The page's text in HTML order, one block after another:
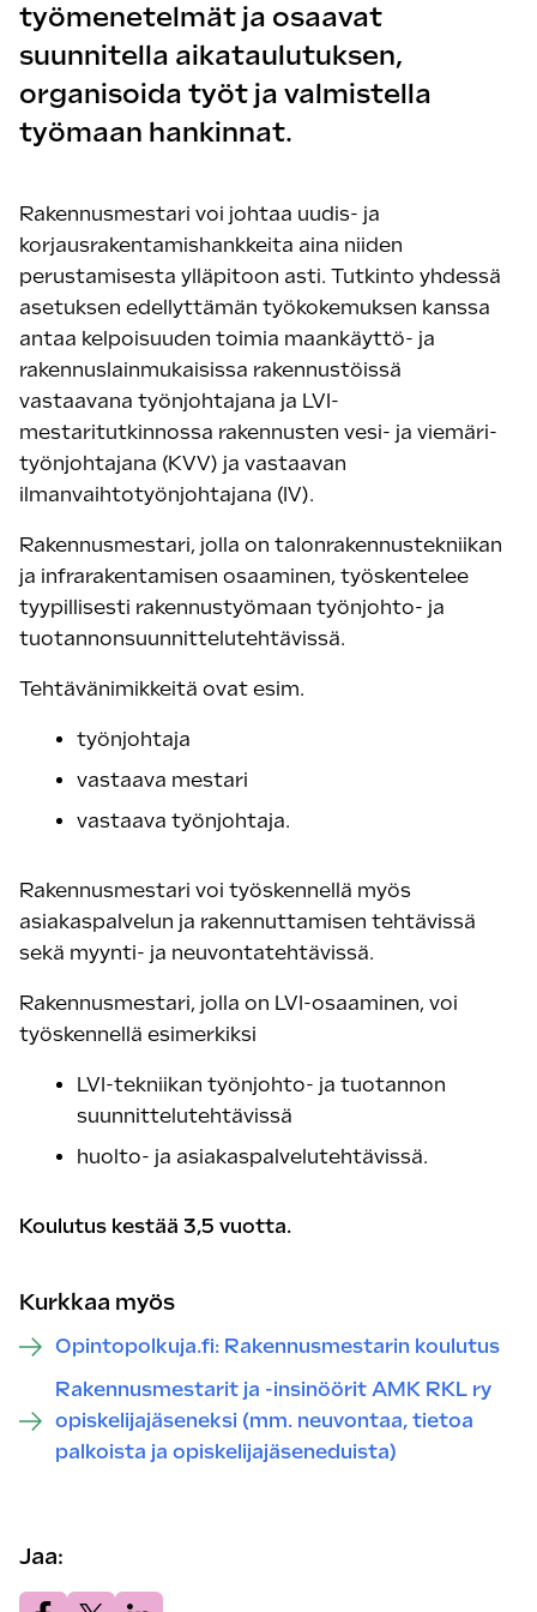
työmenetelmät ja osaavat
suunnitella aikataulutuksen,
organisoida työt ja valmistella
työmaan hankinnat.
Rakennusmestari voi johtaa uudis- ja
korjausrakentamishankkeita aina niiden
perustamisesta ylläpitoon asti. Tutkinto yhdessä
asetuksen edellyttämän työkokemuksen kanssa
antaa kelpoisuuden toimia maankäyttö- ja
rakennuslainmukaisissa rakennustöissä
vastaavana työnjohtajana ja LVI-
mestaritutkinnossa rakennusten vesi- ja viemäri-
työnjohtajana (KVV) ja vastaavan
ilmanvaihtotyönjohtajana (IV).
Rakennusmestari, jolla on talonrakennustekniikan
ja infrarakentamisen osaaminen, työskentelee
tyypillisesti rakennustyömaan työnjohto- ja
tuotannonsuunnittelutehtävissä.
Tehtävänimikkeitä ovat esim.
työnjohtaja
vastaava mestari
vastaava työnjohtaja.
Rakennusmestari voi työskennellä myös
asiakaspalvelun ja rakennuttamisen tehtävissä
sekä myynti- ja neuvontatehtävissä.
Rakennusmestari, jolla on LVI-osaaminen, voi
työskennellä esimerkiksi
LVI-tekniikan työnjohto- ja tuotannon
suunnittelutehtävissä
huolto- ja asiakaspalvelutehtävissä.
Koulutus kestää 3,5 vuotta.
Kurkkaa myös
Opintopolkuja.fi: Rakennusmestarin koulutus
Rakennusmestarit ja -insinöörit AMK RKL ry
opiskelijajäseneksi (mm. neuvontaa, tietoa
palkoista ja opiskelijajäseneduista)
Jaa:
Jaa. Jaa. Jaa.